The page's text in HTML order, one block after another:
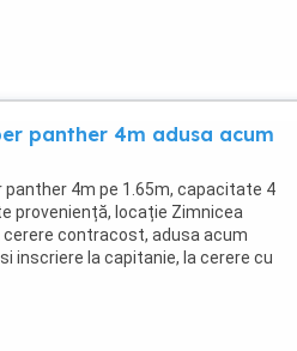
panther 4m adusa acum
panther 4m pe 1.65m, capacitate 4
proveniență, locație Zimnicea
contracost, adusa acum
inscriere la capitanie, la cerere cu